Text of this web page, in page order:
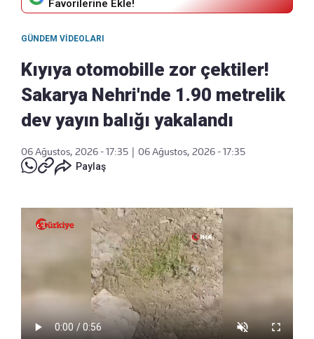
Favorilerine Ekle!
GÜNDEM VIDEOLARI
Kıyıya otomobille zor çektiler!
Sakarya Nehri'nde 1.90 metrelik
dev yayın balığı yakalandı
06 Ağustos, 2026 - 17:35
06 Ağustos, 2026 - 17:35
Paylaş